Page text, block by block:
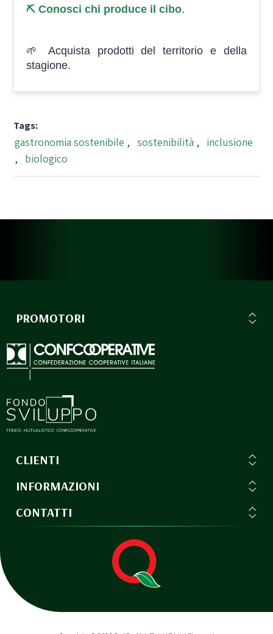
⛏️ Conosci chi produce il cibo.
🌱 Acquista prodotti del territorio e della
stagione.
Tags:
gastronomia sostenibile , sostenibilità ,
inclusione
,
biologico
PROMOTORI
CLIENTI
INFORMAZIONI
CONTATTI